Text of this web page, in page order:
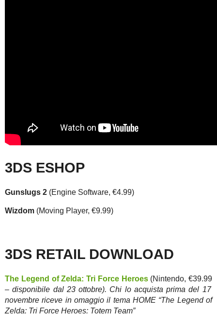
3DS ESHOP
Gunslugs 2 (Engine Software, €4.99)
Wizdom (Moving Player, €9.99)
3DS RETAIL DOWNLOAD
The Legend of Zelda: Tri Force Heroes(Nintendo, €39.99
– disponibile dal 23 ottobre). Chi lo acquista prima del 17
novembre riceve in omaggio il tema HOME “The Legend of
Zelda: Tri Force Heroes: Totem Team”